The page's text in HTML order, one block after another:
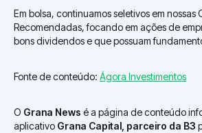
Em bolsa, continuamos seletivos em nossas
Recomendadas, focando em ações de
bons dividendos e que possuam
Fonte de conteúdo: Ágora Investimentos
O Grana News é a página de conteúdo
aplicativo Grana Capital, parceiro da B3